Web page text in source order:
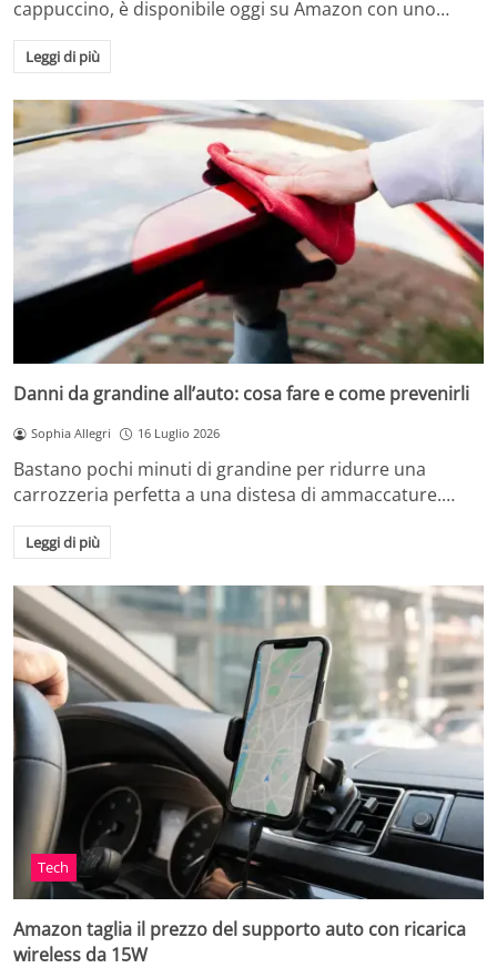
cappuccino, è disponibile oggi su Amazon con uno…
Leggi di più
Danni da grandine all’auto: cosa fare e come prevenirli
Sophia Allegri 16 Luglio 2026
Bastano pochi minuti di grandine per ridurre una
carrozzeria perfetta a una distesa di ammaccature.…
Leggi di più
Tech
Amazon taglia il prezzo del supporto auto con ricarica
wireless da 15W